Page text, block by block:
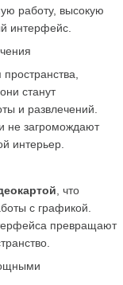
работу, высокую
интерфейс.
станут
и развлечений.
не загромождают
интерьер.
, что
с графикой.
превращают